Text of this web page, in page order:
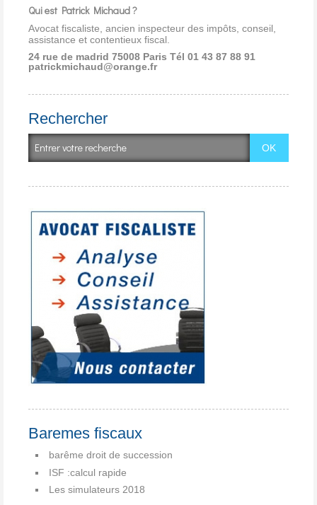
Qui est Patrick Michaud ?
Avocat fiscaliste, ancien inspecteur des impôts, conseil,
assistance et contentieux fiscal.
24 rue de madrid 75008 Paris Tél 01 43 87 88 91
patrickmichaud@orange.fr
Rechercher
Baremes fiscaux
barême droit de succession
ISF :calcul rapide
Les simulateurs 2018